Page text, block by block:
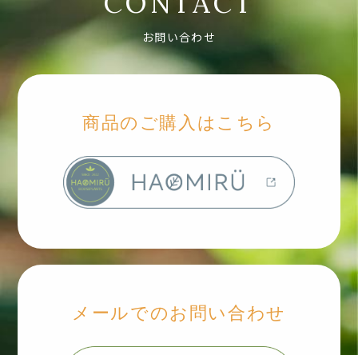
お問い合わせ
商品のご購入はこちら
メールでのお問い合わせ